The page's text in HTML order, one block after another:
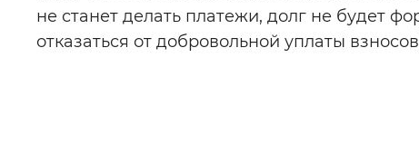
не станет делать платежи, долг не будет
отказаться от добровольной уплаты